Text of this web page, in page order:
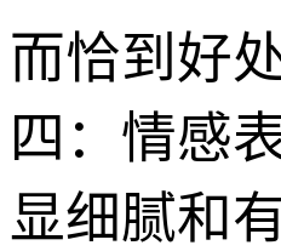
而恰到好
四：情感
显细腻和